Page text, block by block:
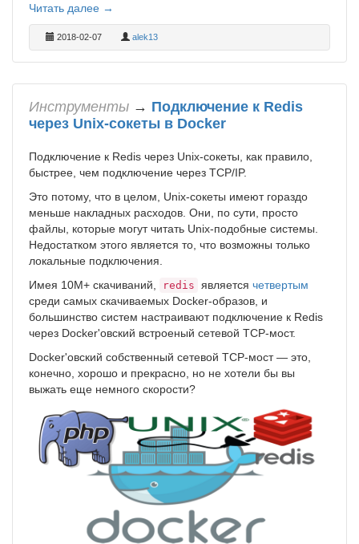
Читать далее →
2018-02-07 alek13
Инструменты → Подключение к Redis
через Unix-сокеты в Docker
Подключение к Redis через Unix-сокеты, как правило,
быстрее, чем подключение через TCP/IP.
Это потому, что в целом, Unix-сокеты имеют гораздо
меньше накладных расходов. Они, по сути, просто
файлы, которые могут читать Unix-подобные системы.
Недостатком этого является то, что возможны только
локальные подключения.
Имея 10М+ скачиваний,
redis является четвертым
среди самых скачиваемых Docker-образов, и
большинство систем настраивают подключение к Redis
через Docker'овский встроеный сетевой TCP-мост.
Docker'овский собственный сетевой TCP-мост — это,
конечно, хорошо и прекрасно, но не хотели бы вы
выжать еще немного скорости?